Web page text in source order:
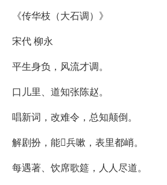
《传华枝（大石调）》
宋代 柳永
平生身负，风流才调。
口儿里、道知张陈赵。
唱新词，改难令，总知颠倒。
解剧扮，能兵嗽，表里都峭。
每遇著、饮席歌筵，人人尽道。